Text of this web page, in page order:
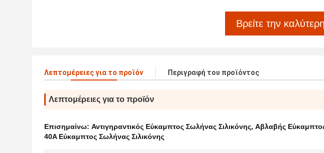
Βρείτε την
Λεπτομέρειες για το προϊόν Περιγραφή του προϊόντος
Λεπτομέρειες για το προϊόν
Επισημαίνω: Αντιγηραντικός Εύκαμπτος Σωλήνας Σιλικόνης, Αβλαβής
40A Εύκαμπτος Σωλήνας Σιλικόνης